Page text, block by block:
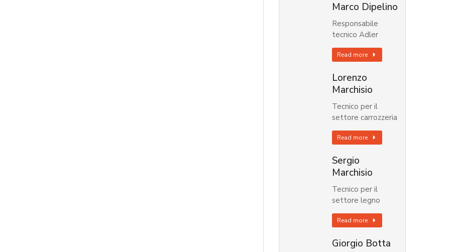
Marco Dipelino
Responsabile
tecnico Adler
Read more
Lorenzo
Marchisio
Tecnico per il
settore carrozzeria
Read more
Sergio
Marchisio
Tecnico per il
settore legno
Read more
Giorgio Botta